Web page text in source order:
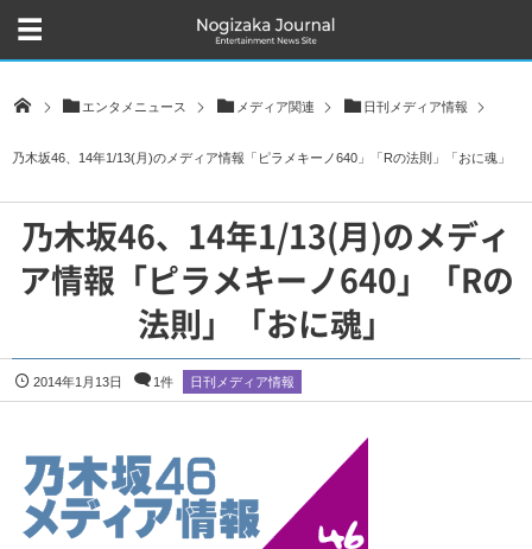
エンタメニュース メディア関連 日刊メディア情報
乃木坂46、14年1/13(月)のメディア情報「ピラメキーノ640」「Rの法則」「おに魂」
乃木坂46、14年1/13(月)のメディ
ア情報「ピラメキーノ640」「Rの
法則」「おに魂」
2014年1月13日 1件 日刊メディア情報